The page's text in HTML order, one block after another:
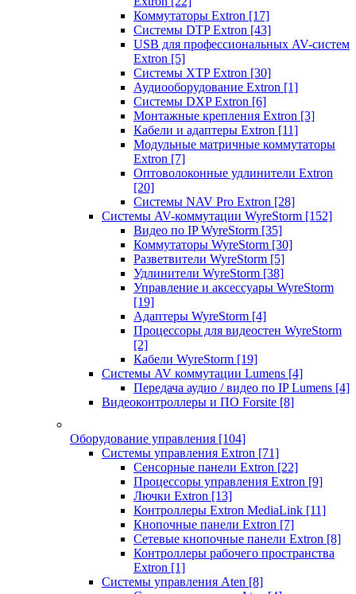
Коммутаторы Extron [17]
Системы DTP Extron [43]
USB для профессиональных AV-систем
Extron [5]
Системы XTP Extron [30]
Аудиооборудование Extron [1]
Системы DXP Extron [6]
Монтажные крепления Extron [3]
Кабели и адаптеры Extron [11]
Модульные матричные коммутаторы
Extron [7]
Оптоволоконные удлинители Extron
[20]
Системы NAV Pro Extron [28]
Системы AV-коммутации WyreStorm [152]
Видео по IP WyreStorm [35]
Коммутаторы WyreStorm [30]
Разветвители WyreStorm [5]
Удлинители WyreStorm [38]
Управление и аксессуары WyreStorm
[19]
Адаптеры WyreStorm [4]
Процессоры для видеостен WyreStorm
[2]
Кабели WyreStorm [19]
Системы AV коммутации Lumens [4]
Передача аудио / видео по IP Lumens [4]
Видеоконтроллеры и ПО Forsite [8]
Оборудование управления [104]
Системы управления Extron [71]
Сенсорные панели Extron [22]
Процессоры управления Extron [9]
Лючки Extron [13]
Контроллеры Extron MediaLink [11]
Кнопочные панели Extron [7]
Сетевые кнопочные панели Extron [8]
Контроллеры рабочего пространства
Extron [1]
Системы управления Aten [8]